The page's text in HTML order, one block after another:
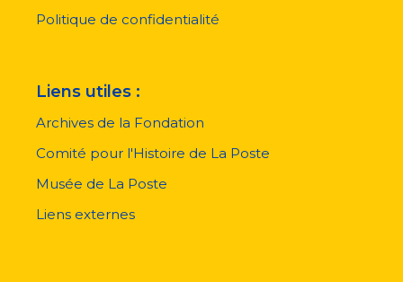
Politique de confidentialité
Liens utiles :
Archives de la Fondation
Comité pour l'Histoire de La Poste
Musée de La Poste
Liens externes